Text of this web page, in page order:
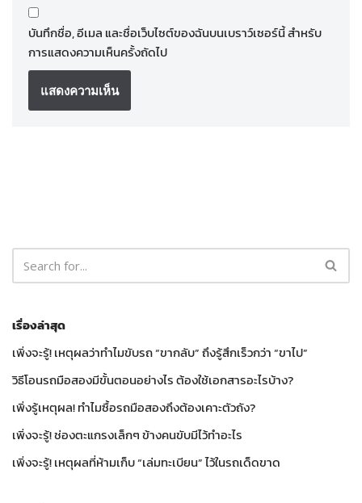
บันทึกชื่อ, อีเมล และชื่อเว็บไซต์ของฉันบนเบราว์เซอร์นี้ สำหรับ
การแสดงความเห็นครั้งถัดไป
เรื่องล่าสุด
เพิ่งจะรู้! เหตุผลว่าทำไมขับรถ “ขากลับ” ถึงรู้สึกเร็วกว่า “ขาไป”
วิธีโอนรถมือสองมีขั้นตอนอย่างไร ต้องใช้เอกสารอะไรบ้าง?
เพิ่งรู้เหตุผล! ทำไมซื้อรถมือสองถึงต้องเคาะตัวถัง?
เพิ่งจะรู้! ช่องตะแกรงเล็กๆ ข้างคนขับมีไว้ทำอะไร
เพิ่งจะรู้! เหตุผลที่ห้ามเก็บ “เล่มทะเบียน” ไว้ในรถเด็ดขาด